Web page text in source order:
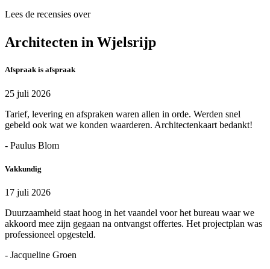
Lees de recensies over
Architecten in Wjelsrijp
Afspraak is afspraak
25 juli 2026
Tarief, levering en afspraken waren allen in orde. Werden snel
gebeld ook wat we konden waarderen. Architectenkaart bedankt!
- Paulus Blom
Vakkundig
17 juli 2026
Duurzaamheid staat hoog in het vaandel voor het bureau waar we
akkoord mee zijn gegaan na ontvangst offertes. Het projectplan was
professioneel opgesteld.
- Jacqueline Groen